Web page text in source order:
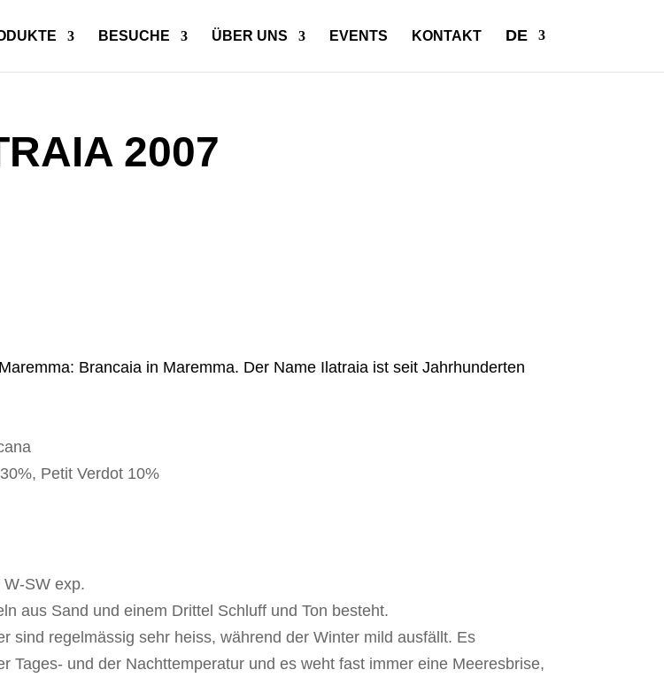
BESUCHE ÜBER UNS EVENTS KONTAKT DE
2007
Brancaia in Maremma. Der Name Ilatraia ist seit Jahrhunderten
Petit Verdot 10%
SW exp.
aus Sand und einem Drittel Schluff und Ton besteht.
sind regelmässig sehr heiss, während der Winter mild ausfällt. Es
Tages- und der Nachttemperatur und es weht fast immer eine Meeresbrise,